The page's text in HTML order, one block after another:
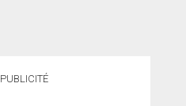
PUBLICITÉ